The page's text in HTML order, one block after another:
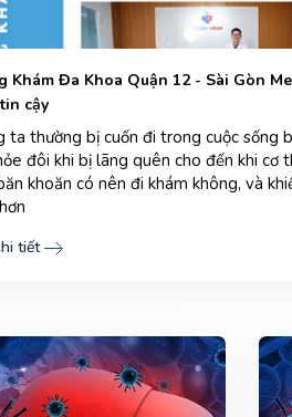
Khám Đa Khoa Quận 12 - Sài Gòn
cậy
ta thường bị cuốn đi trong cuộc sống
đôi khi bị lãng quên cho đến khi cơ
khoăn có nên đi khám không, và
tiết